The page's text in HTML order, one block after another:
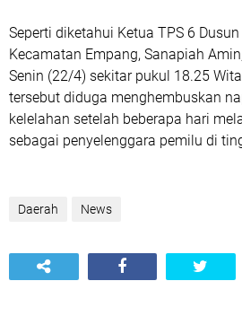
Seperti diketahui Ketua TPS 6
Kecamatan Empang, Sanapiah
Senin (22/4) sekitar pukul 18.25
tersebut diduga menghembuskan
kelelahan setelah beberapa hari
sebagai penyelenggara pemilu di
Daerah News